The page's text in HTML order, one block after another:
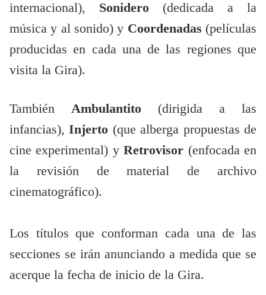
internacional), Sonidero (dedicada a la
música y al sonido) y Coordenadas (películas
producidas en cada una de las regiones que
visita la Gira).
También Ambulantito (dirigida a las
infancias),Injerto (que alberga propuestas de
cine experimental) yRetrovisor (enfocada en
la revisión de material de archivo
cinematográfico).
Los títulos que conforman cada una de las
secciones se irán anunciando a medida que se
acerque la fecha de inicio de la Gira.